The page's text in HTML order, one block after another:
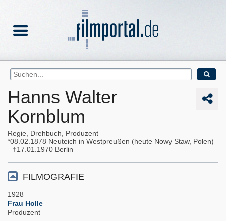
Hanns Walter
Kornblum
Regie, Drehbuch, Produzent
08.02.1878 Neuteich in Westpreußen (heute Nowy Staw, Polen)
17.01.1970 Berlin
FILMOGRAFIE
1928
Frau Holle
Produzent